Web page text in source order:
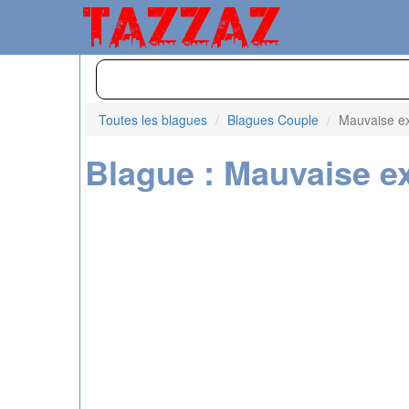
Toutes les blagues Blagues Couple Mauvaise
Blague : Mauvaise